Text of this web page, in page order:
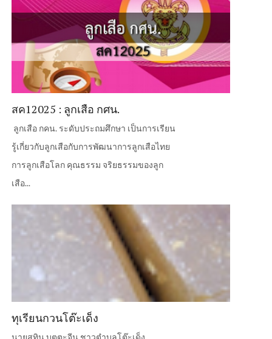
สค12025 : ลูกเสือ กศน.
ลูกเสือ กคน. ระดับประถมศึกษา เป็นการเรียน
รู้เกี่ยวกับลูกเสือกับการพัฒนาการลูกเสือไทย
การลูกเสือโลก คุณธรรม จริยธรรมของลูก
เสือ...
ทุเรียนกวนโต๊ะเด็ง
นายสุทิน บุตตะจีน ชาวตำบลโต๊ะเด็ง